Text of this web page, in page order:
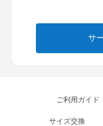
サ
ご利用ガイド
サイズ交換